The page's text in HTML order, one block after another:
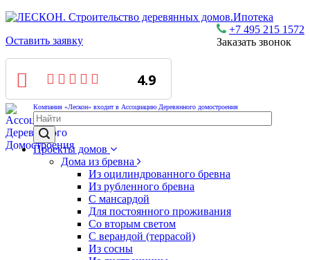
+7 495 215 1572
Заказать звонок
Ипотека
Оставить заявку
4.9
Компания «Лескон» входит в Ассоциацию Деревянного домостроения
Проекты домов
Дома из бревна
Из оцилиндрованного бревна
Из рубленного бревна
С мансардой
Для постоянного проживания
Со вторым светом
С верандой (террасой)
Из сосны